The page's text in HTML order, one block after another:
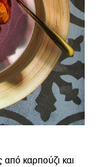
από καρπούζι και